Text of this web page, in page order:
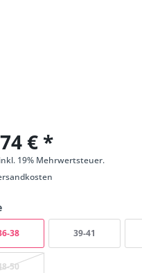
€ *
19% Mehrwertsteuer.
38 39-41
50